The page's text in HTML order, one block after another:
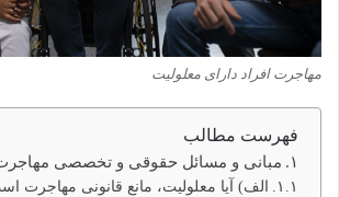
مهاجرت افراد دارای معلولیت
فهرست مطالب
مبانی و مسائل حقوقی و تخصصی
الف) آیا معلولیت، مانع قانونی مهاجرت